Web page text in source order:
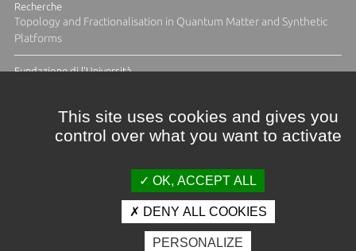
Recherche
Topology and Fractionalisation in Quantum Matter and Synthetic
Platforms
Fundazione di l'Università
Crédits et mentions légales
This site uses cookies and gives you
control over what you want to activate
OK, ACCEPT ALL
DENY ALL COOKIES
PERSONALIZE